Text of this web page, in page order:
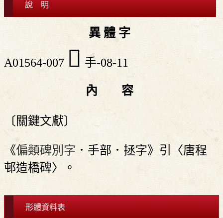
說 明
異 體 字
A01564-007 󲏧 手-08-11
內 容
〔關鍵文獻〕
《偏類碑別字 ．手部．拯字》引〈唐程
邨造橋碑〉。
形體資料表